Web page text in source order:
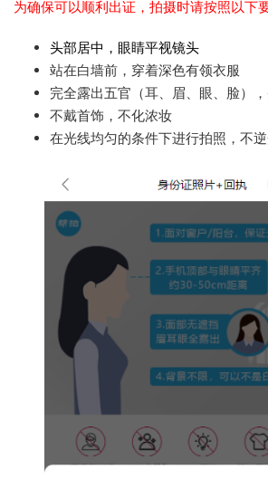
为确保可以顺利出证，拍摄时请按照以下
头部居中，眼睛平视镜头
站在白墙前，穿着深色有领衣服
完全露出五官（耳、眉、眼、脸），
不戴首饰，不化浓妆
在光线均匀的条件下进行拍照，不逆